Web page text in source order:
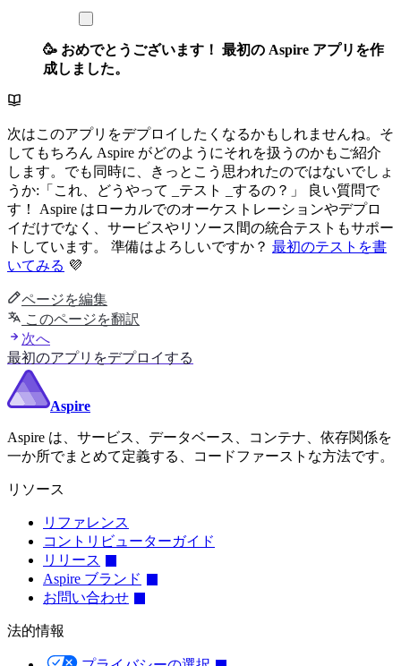
🥳 おめでとうございます！ 最初の Aspire アプリを作
成しました。
次はこのアプリをデプロイしたくなるかもしれませんね。そ
してもちろん Aspire がどのようにそれを扱うのかもご紹介
します。でも同時に、きっとこう思われたのではないでしょ
うか:「これ、どうやって _テスト _するの？」 良い質問で
す！ Aspire はローカルでのオーケストレーションやデプロ
イだけでなく、サービスやリソース間の統合テストもサポー
トしています。 準備はよろしいですか？ 最初のテストを書
いてみる 💜
ページを編集
このページを翻訳
次へ
最初のアプリをデプロイする
Aspire
Aspire は、サービス、データベース、コンテナ、依存関係を
一か所でまとめて定義する、コードファーストな方法です。
リソース
リファレンス
コントリビューターガイド
リリース
Aspire ブランド
お問い合わせ
法的情報